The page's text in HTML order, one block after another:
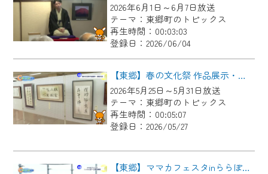
2026年6月1日～6月7日放送
テーマ：東郷町のトピックス
再生時間：00:03:03
登録日：2026/06/04
【東郷】春の文化祭 作品展示・芸能大会
2026年5月25日～5月31日放送
テーマ：東郷町のトピックス
再生時間：00:05:07
登録日：2026/05/27
【東郷】ママカフェスタinららぽーと愛知東郷
【ご注意】
2024年9月24日からはご加入者様へのサー
ビス向上のため、
『CCNet Web TV』を利用いただくには、
一部コンテンツを除き、
CCNetサービスへの加入と『CCNetマイ
ページ※』へのログインが必要となりま
す。
いたします。